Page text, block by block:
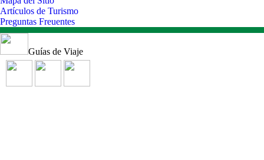
Artículos de Turismo
Preguntas Freuentes
Guías de Viaje